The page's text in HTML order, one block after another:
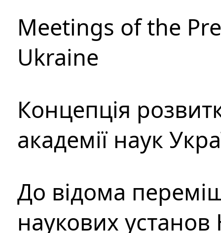
Meetings of the
Ukraine
Концепція
академії наук
До відома
наукових установ